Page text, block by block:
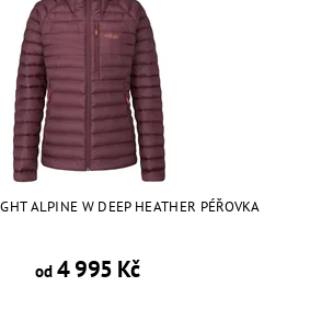
ALPINE W DEEP HEATHER PÉŘOVKA
od4 995 Kč